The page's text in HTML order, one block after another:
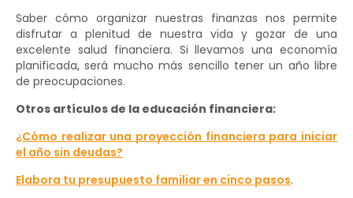
Saber cómo organizar nuestras finanzas nos permite
disfrutar a plenitud de nuestra vida y gozar de una
excelente salud financiera. Si llevamos una economía
planificada, será mucho más sencillo tener un año libre
de preocupaciones.
Otros artículos de la educación financiera:
¿Cómo realizar una proyección financiera para iniciar
el año sin deudas?
Elabora tu presupuesto familiar en cinco pasos.